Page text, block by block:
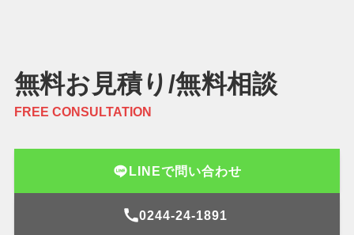
無料お見積り/無料相談
FREE CONSULTATION
LINEで問い合わせ
0244-24-1891